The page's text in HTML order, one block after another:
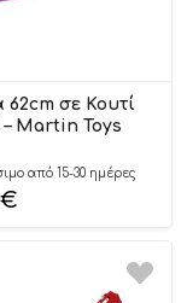
62cm σε Κουτί
– Martin Toys
από 15-30 ημέρες
€